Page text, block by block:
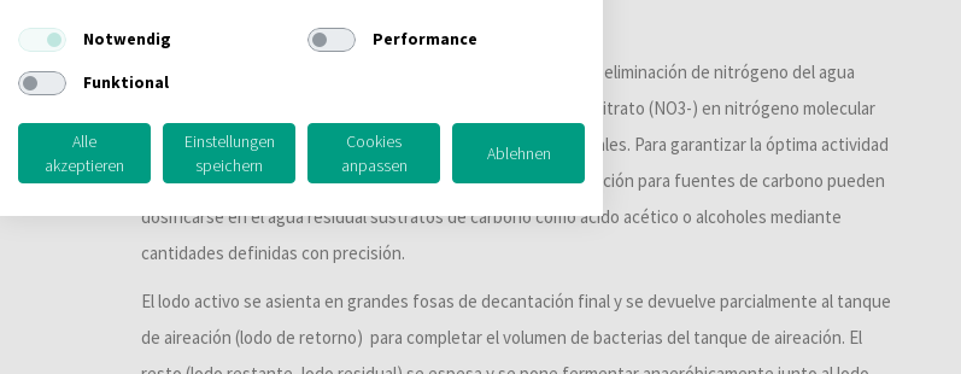
El siguiente paso del proceso anóxico es la desnitrificación, la eliminación de nitrógeno del agua
residual por la transformación del nitrógeno contenido en el nitrato (NO3-) en nitrógeno molecular
(N2) y en óxidos nítricos. Para ello se utilizan bacterias especiales. Para garantizar la óptima actividad
metabólica de los microorganismos, con un equipo de dosificación para fuentes de carbono pueden
dosificarse en el agua residual sustratos de carbono como ácido acético o alcoholes mediante
cantidades definidas con precisión.
El lodo activo se asienta en grandes fosas de decantación final y se devuelve parcialmente al tanque
de aireación (lodo de retorno) para completar el volumen de bacterias del tanque de aireación. El
Notwendig
Performance
Funktional
Alle
akzeptieren
Einstellungen
speichern
Cookies
anpassen
Ablehnen